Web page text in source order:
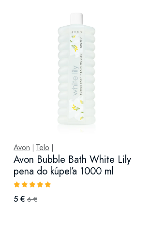
Avon Telo
Avon Bubble Bath White Lily
pena do kúpeľa 1000 ml
5 € 6 €